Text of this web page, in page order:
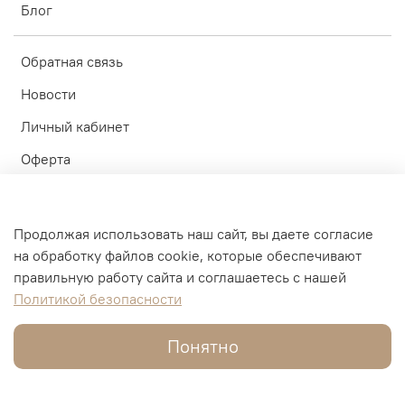
В корзину
Блог
Обратная связь
Новости
Личный кабинет
Оферта
© ИП Блинков А.А. 2010-2026
Продолжая использовать наш сайт, вы даете согласие
на обработку файлов cookie, которые обеспечивают
правильную работу сайта и соглашаетесь с нашей
Политикой безопасности
Понятно